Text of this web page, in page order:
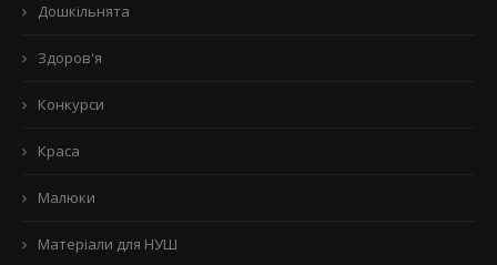
Дошкільнята
Здоров'я
Конкурси
Краса
Малюки
Матеріали для НУШ